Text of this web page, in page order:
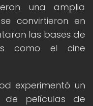
una amplia
convirtieron en
las bases de
como el cine
experimentó un
películas de